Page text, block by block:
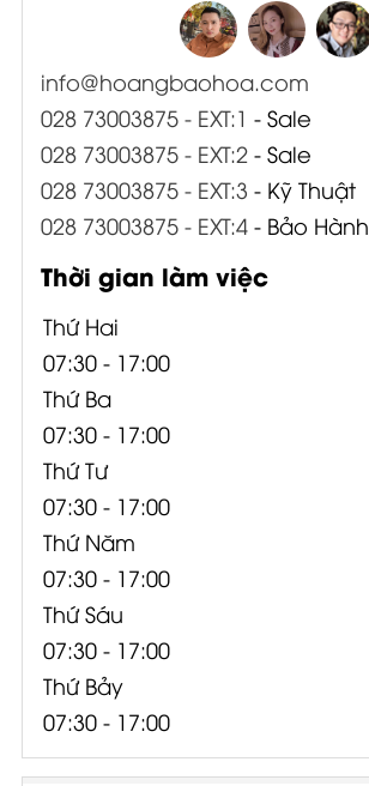
info@hoangbaohoa.com
028 73003875 - EXT:1 - Sale
028 73003875 - EXT:2- Sale
028 73003875 - EXT:3 - Kỹ Thuật
028 73003875 - EXT:4- Bảo Hành
Thời gian làm việc
Thứ Hai
07:30 - 17:00
Thứ Ba
07:30 - 17:00
Thứ Tư
07:30 - 17:00
Thứ Năm
07:30 - 17:00
Thứ Sáu
07:30 - 17:00
Thứ Bảy
07:30 - 17:00